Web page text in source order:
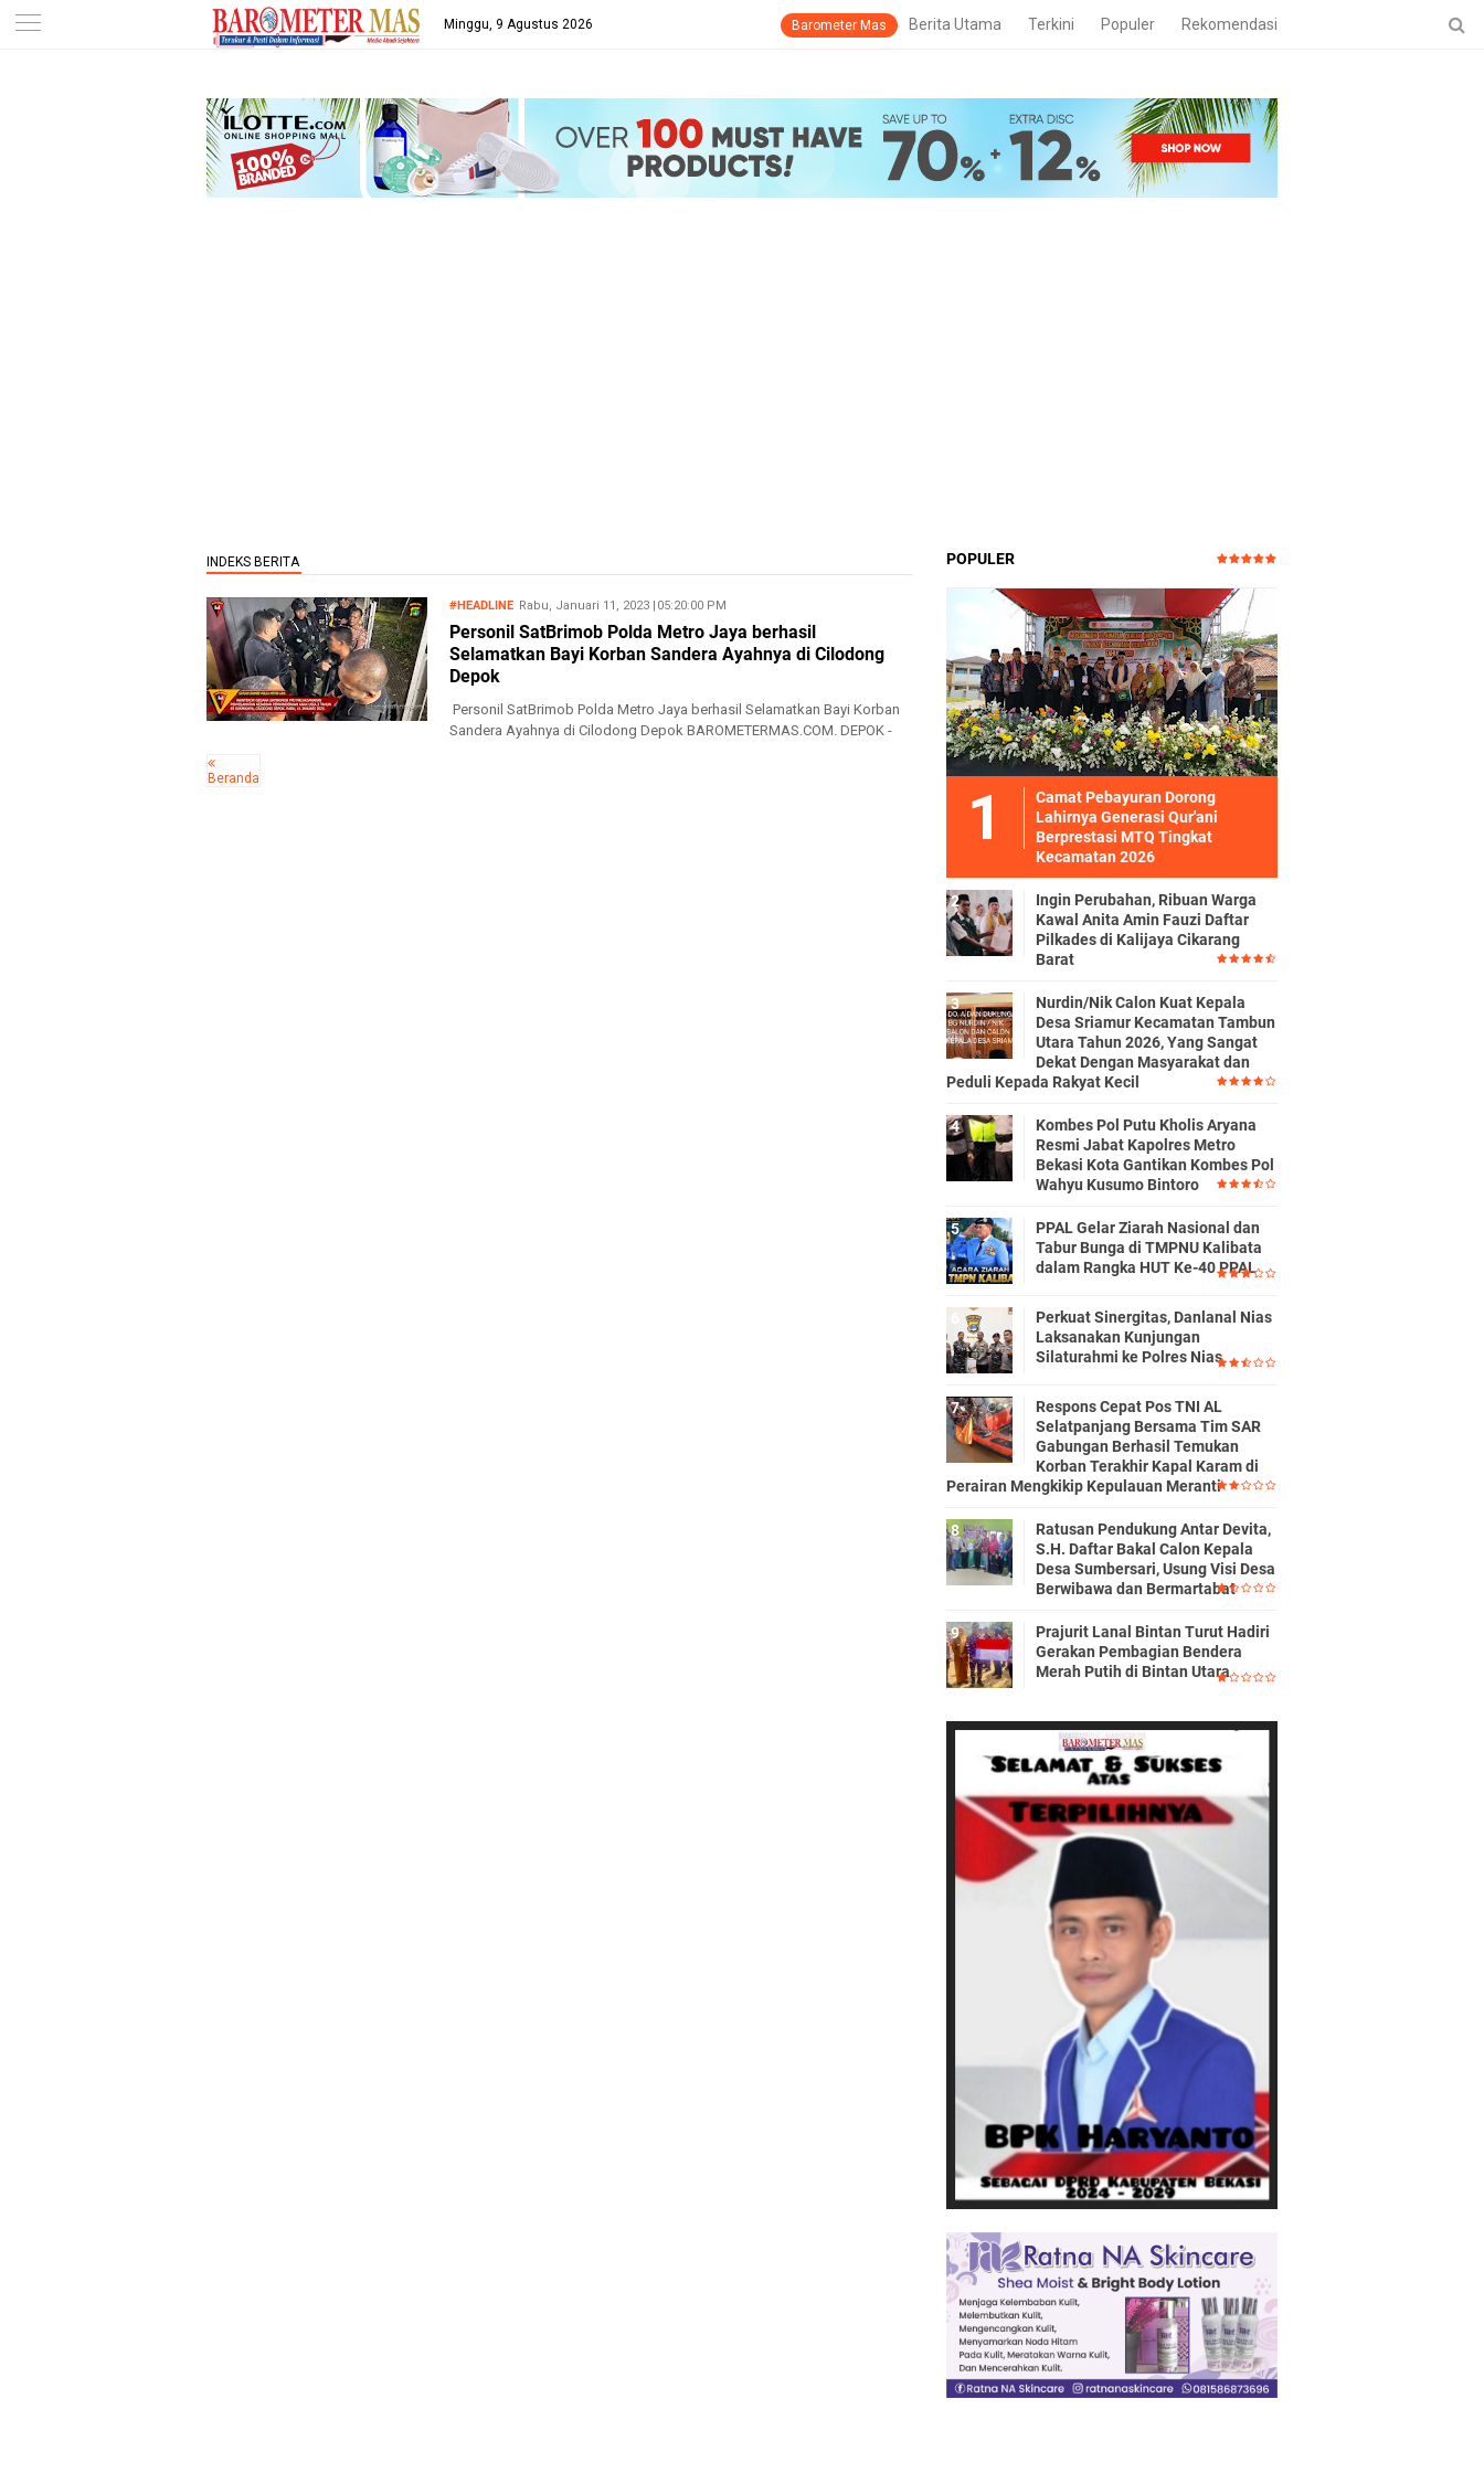
-->
Minggu, 9 Agustus 2026 Barometer Mas Berita Utama Terkini Populer Rekomendasi
#HEADLINE Rabu, Januari 11, 20231/11/2023 05:20:00 PM
Personil SatBrimob Polda Metro Jaya berhasil
Selamatkan Bayi Korban Sandera Ayahnya di Cilodong
Depok
Personil SatBrimob Polda Metro Jaya berhasil Selamatkan Bayi Korban
Sandera Ayahnya di Cilodong Depok BAROMETERMAS.COM. DEPOK -
Beranda
POPULER
Camat Pebayuran Dorong
Lahirnya Generasi Qur'ani
Berprestasi MTQ Tingkat
Kecamatan 2026
Ingin Perubahan, Ribuan Warga
Kawal Anita Amin Fauzi Daftar
Pilkades di Kalijaya Cikarang
Barat
Nurdin/Nik Calon Kuat Kepala
Desa Sriamur Kecamatan Tambun
Utara Tahun 2026, Yang Sangat
Dekat Dengan Masyarakat dan
Peduli Kepada Rakyat Kecil
Kombes Pol Putu Kholis Aryana
Resmi Jabat Kapolres Metro
Bekasi Kota Gantikan Kombes Pol
Wahyu Kusumo Bintoro
PPAL Gelar Ziarah Nasional dan
Tabur Bunga di TMPNU Kalibata
dalam Rangka HUT Ke-40 PPAL
Perkuat Sinergitas, Danlanal Nias
Laksanakan Kunjungan
Silaturahmi ke Polres Nias
Respons Cepat Pos TNI AL
Selatpanjang Bersama Tim SAR
Gabungan Berhasil Temukan
Korban Terakhir Kapal Karam di
Perairan Mengkikip Kepulauan Meranti
Ratusan Pendukung Antar Devita,
S.H. Daftar Bakal Calon Kepala
Desa Sumbersari, Usung Visi Desa
Berwibawa dan Bermartabat
Prajurit Lanal Bintan Turut Hadiri
Gerakan Pembagian Bendera
Merah Putih di Bintan Utara